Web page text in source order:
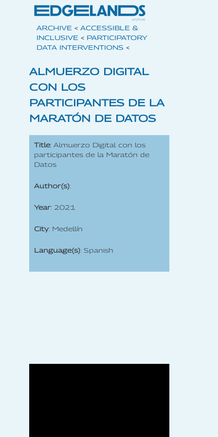
ARCHIVE < ACCESSIBLE &
INCLUSIVE < PARTICIPATORY
DATA INTERVENTIONS <
ALMUERZO DIGITAL
CON LOS
PARTICIPANTES DE LA
MARATÓN DE DATOS
Title: Almuerzo Digital con los
participantes de la Maratón de
Datos
Author(s):
Year: 2021
City: Medellín
Language(s): Spanish